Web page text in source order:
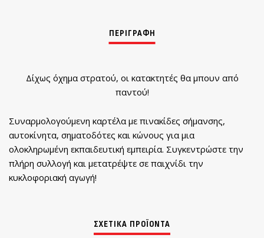
Δίχως όχημα στρατού, oι κατακτητές θα μπουν από
παντού!
Συναρμολογούμενη καρτέλα με πινακίδες σήμανσης,
αυτοκίνητα, σηματοδότες και κώνους για μια
ολοκληρωμένη εκπαιδευτική εμπειρία. Συγκεντρώστε την
πλήρη συλλογή και μετατρέψτε σε παιχνίδι την
κυκλοφοριακή αγωγή!
ΣΧΕΤΙΚΆ ΠΡΟΪΌΝΤΑ